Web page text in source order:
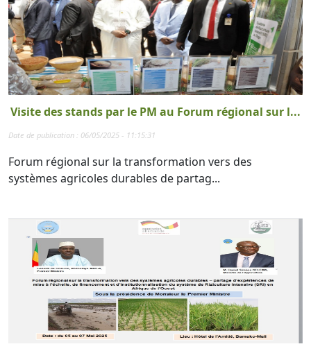
Visite des stands par le PM au Forum régional sur l...
Date de publication : 06/05/2025 - 11:15:31
Forum régional sur la transformation vers des
systèmes agricoles durables de partag...